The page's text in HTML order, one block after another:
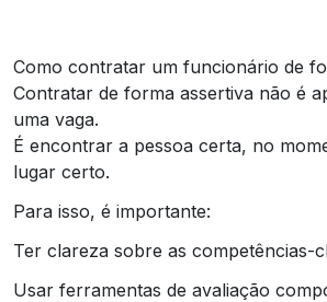
Como contratar um funcionário de
Contratar de forma assertiva não é
uma vaga.
É encontrar a pessoa certa, no
lugar certo.
Para isso, é importante:
Ter clareza sobre as competências-
Usar ferramentas de avaliação